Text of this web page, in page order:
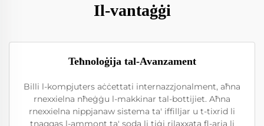
Il-vantaġġi
Teħnoloġija tal-Avanzament
Billi l-kompjuters aċċettati internazzjonalment, aħna
rnexxielna nħeġġu l-makkinar tal-bottijiet. Aħna
rnexxielna nippjanaw sistema ta' iffilljar u t-tixrid li
tnaqqas l-ammont ta' soda li tiġi rilaxxata fl-arja li